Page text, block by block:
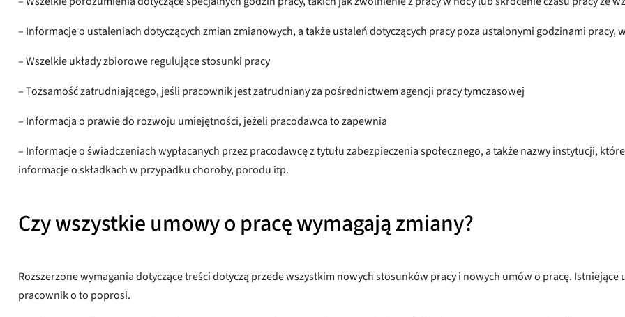
– Informacje o ustaleniach dotyczących zmian zmianowych, a także ustaleń dotyczących pracy poza ustalonymi godzinami pracy,
– Wszelkie układy zbiorowe regulujące stosunki pracy
– Tożsamość zatrudniającego, jeśli pracownik jest zatrudniany za pośrednictwem agencji pracy tymczasowej
– Informacja o prawie do rozwoju umiejętności, jeżeli pracodawca to zapewnia
– Informacje o świadczeniach wypłacanych przez pracodawcę z tytułu zabezpieczenia społecznego, a także nazwy instytucji,
informacje o składkach w przypadku choroby, porodu itp.
Czy wszystkie umowy o pracę wymagają zmiany?
Rozszerzone wymagania dotyczące treści dotyczą przede wszystkim nowych stosunków pracy i nowych umów o pracę.
pracownik o to poprosi.